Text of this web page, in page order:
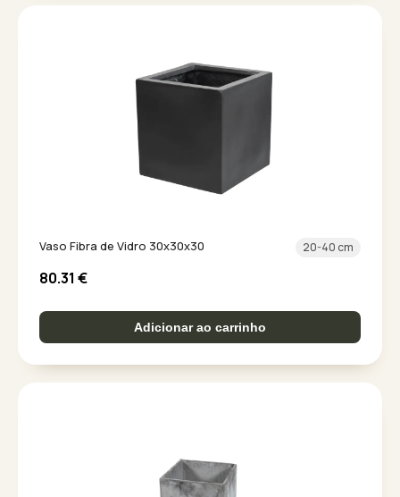
Vaso Fibra de Vidro 30x30x30 20-40 cm
80.31 €
Adicionar ao carrinho